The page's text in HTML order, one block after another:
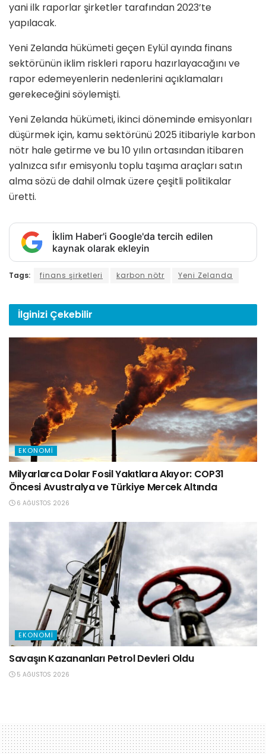
yani ilk raporlar şirketler tarafından 2023’te
yapılacak.
Yeni Zelanda hükümeti geçen Eylül ayında finans
sektörünün iklim riskleri raporu hazırlayacağını ve
rapor edemeyenlerin nedenlerini açıklamaları
gerekeceğini söylemişti.
Yeni Zelanda hükümeti, ikinci döneminde emisyonları
düşürmek için, kamu sektörünü 2025 itibariyle karbon
nötr hale getirme ve bu 10 yılın ortasından itibaren
yalnızca sıfır emisyonlu toplu taşıma araçları satın
alma sözü de dahil olmak üzere çeşitli politikalar
üretti.
İklim Haber'i Google'da tercih edilen
kaynak olarak ekleyin
Tags: finans şirketleri karbon nötr Yeni Zelanda
İlginizi Çekebilir
EKONOMI
Milyarlarca Dolar Fosil Yakıtlara Akıyor: COP31
Öncesi Avustralya ve Türkiye Mercek Altında
6 AĞUSTOS 2026
EKONOMI
Savaşın Kazananları Petrol Devleri Oldu
5 AĞUSTOS 2026